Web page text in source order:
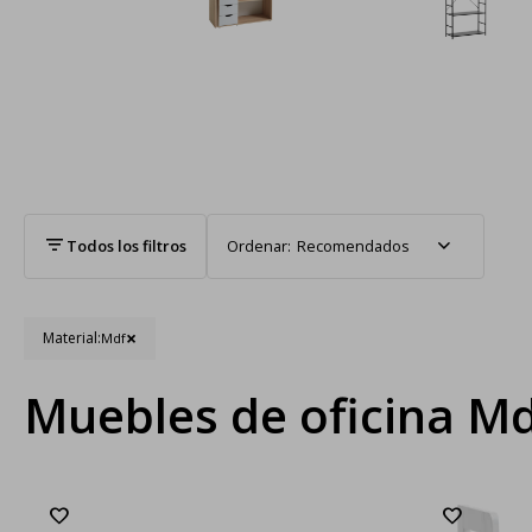
Recomendados
Material:Mdf
Muebles de oficina